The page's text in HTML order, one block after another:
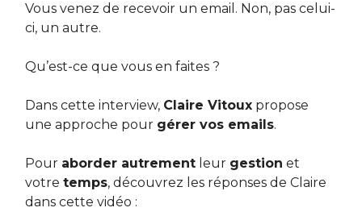
Vous venez de recevoir un email. Non, pas celui-
ci, un autre.
Qu’est-ce que vous en faites ?
Dans cette interview, Claire Vitoux propose
une approche pour gérer vos emails.
Pour aborder autrement leur gestion et
votre temps, découvrez les réponses de Claire
dans cette vidéo :